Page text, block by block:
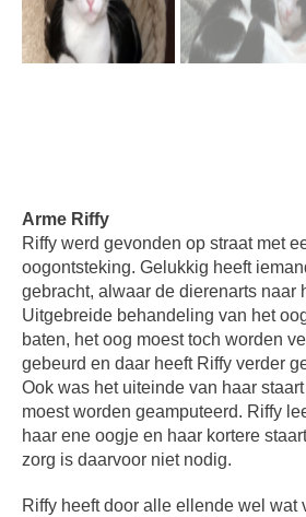
Arme Riffy
Riffy werd gevonden op straat met
oogontsteking. Gelukkig heeft
gebracht, alwaar de dierenarts naar
Uitgebreide behandeling van het
baten, het oog moest toch worden
gebeurd en daar heeft Riffy verder
Ook was het uiteinde van haar
moest worden geamputeerd. Riffy
haar ene oogje en haar kortere
zorg is daarvoor niet nodig.
Riffy heeft door alle ellende wel wat